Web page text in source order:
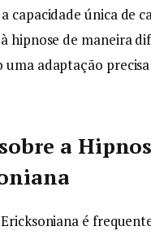
capacidade única de
hipnose de maneira
adaptação
a
é